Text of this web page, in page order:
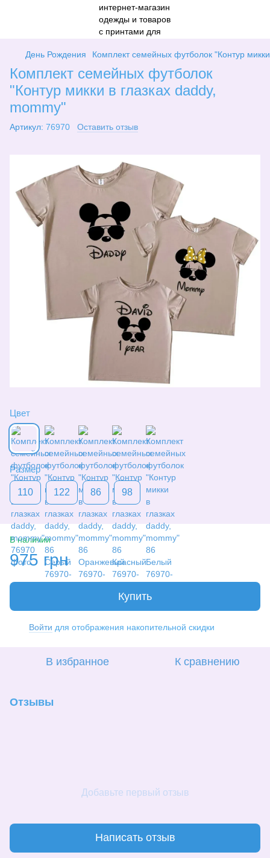
День Рождения Комплект семейных футболок "Контур
Комплект семейных футболок
"Контур микки в глазках daddy,
mommy"
Артикул: 76970 Оставить отзыв
Цвет
Размер
110 122 86 98
В наличии
975 грн
Купить
Войти для отображения накопительной скидки
В избранное К сравнению
Отзывы
Добавьте первый отзыв
Написать отзыв